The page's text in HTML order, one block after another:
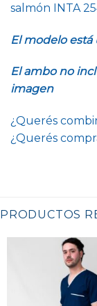
salmón INTA
El modelo está
El ambo no
imagen
¿Querés
¿Querés
PRODUCTOS